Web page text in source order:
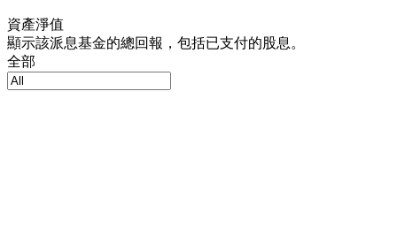
資產淨值
顯示該派息基金的總回報，包括已支付的股息。
全部